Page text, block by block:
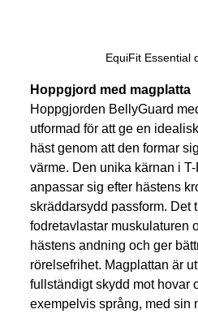
EquiFit Essential
Hoppgjord med magplatta
Hoppgjorden BellyGuard
utformad för att ge en
häst genom att den formar
värme. Den unika kärnan i
anpassar sig efter hästens
skräddarsydd passform. Det
fodretavlastar muskulaturen
hästens andning och ger
rörelsefrihet. Magplattan är
fullständigt skydd mot hovar
exempelvis språng, med sin